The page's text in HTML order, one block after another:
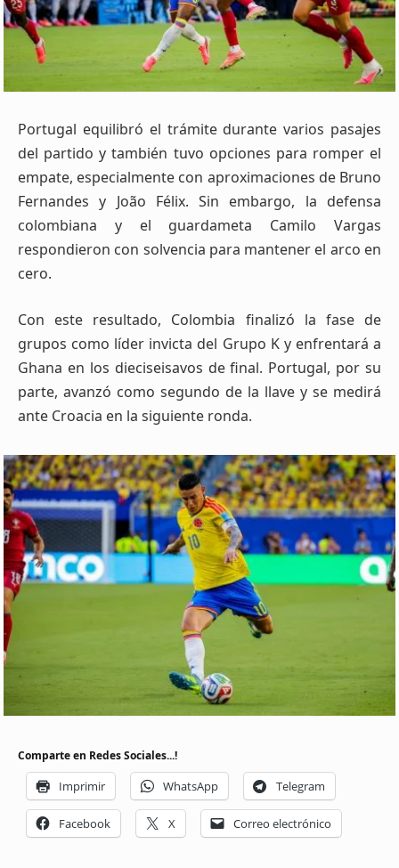
Portugal equilibró el trámite durante varios pasajes
del partido y también tuvo opciones para romper el
empate, especialmente con aproximaciones de Bruno
Fernandes y João Félix. Sin embargo, la defensa
colombiana y el guardameta Camilo Vargas
respondieron con solvencia para mantener el arco en
cero.
Con este resultado, Colombia finalizó la fase de
grupos como líder invicta del Grupo K y enfrentará a
Ghana en los dieciseisavos de final. Portugal, por su
parte, avanzó como segundo de la llave y se medirá
ante Croacia en la siguiente ronda.
Comparte en Redes Sociales...!
Imprimir WhatsApp Telegram
Facebook X Correo electrónico